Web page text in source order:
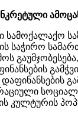
სამოქალაქო
საჭირო
კულტურის